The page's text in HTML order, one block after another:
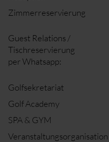
Zimmerreservierung
Guest Relations /
Tischreservierung
per Whatsapp:
Golfsekretariat
Golf Academy
SPA & GYM
Veranstaltungsorganisation